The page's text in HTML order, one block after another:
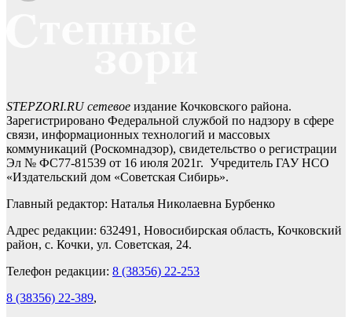
STEPZORI.RU сетевое издание Кочковского района.
Зарегистрировано Федеральной службой по надзору в сфере
связи, информационных технологий и массовых
коммуникаций (Роскомнадзор), свидетельство о регистрации
Эл № ФС77-81539 от 16 июля 2021г. Учредитель ГАУ НСО
«Издательский дом «Советская Сибирь».
Главный редактор: Наталья Николаевна Бурбенко
Адрес редакции: 632491, Новосибирская область, Кочковский
район, с. Кочки, ул. Советская, 24.
Телефон редакции: 8 (38356) 22-253
8 (38356) 22-389,